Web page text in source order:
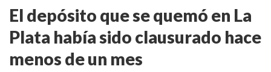
El depósito que se quemó en La
Plata había sido clausurado hace
menos de un mes